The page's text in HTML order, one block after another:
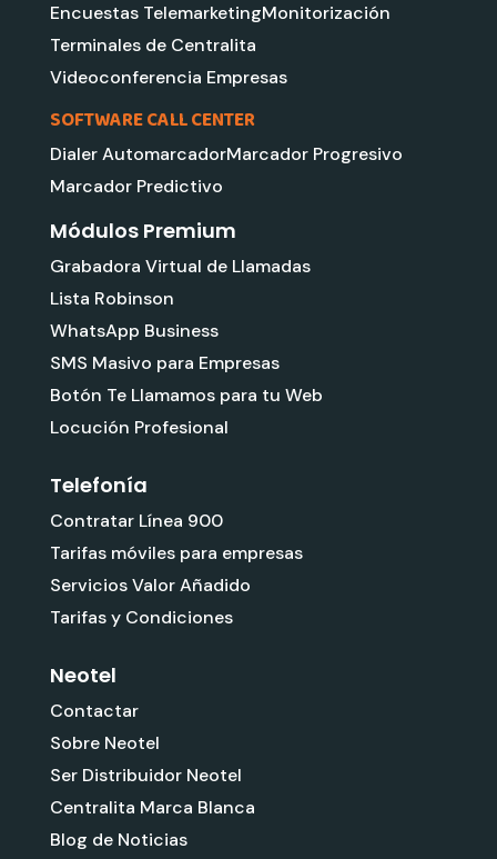
Encuestas TelemarketingMonitorización
Terminales de Centralita
Videoconferencia Empresas
SOFTWARE CALL CENTER
Dialer AutomarcadorMarcador Progresivo
Marcador Predictivo
Módulos Premium
Grabadora Virtual de Llamadas
Lista Robinson
WhatsApp Business
SMS Masivo para Empresas
Botón Te Llamamos para tu Web
Locución Profesional
Telefonía
Contratar Línea 900
Tarifas móviles para empresas
Servicios Valor Añadido
Tarifas y Condiciones
Neotel
Contactar
Sobre Neotel
Ser Distribuidor Neotel
Centralita Marca Blanca
Blog de Noticias